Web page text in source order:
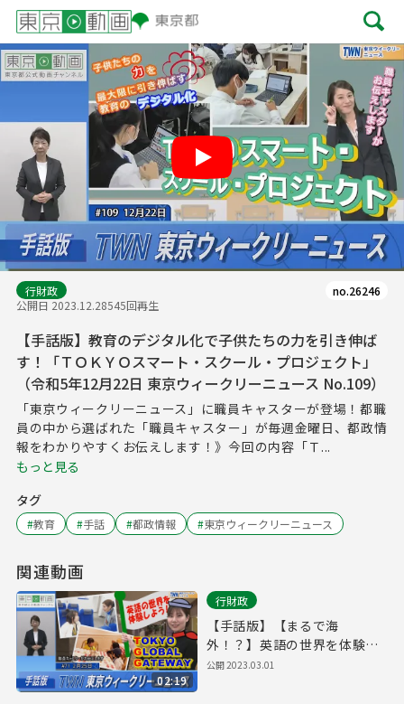
Play
行財政
公開日 2023.12.28545回再生
no.26246
【手話版】教育のデジタル化で子供たちの力を引き伸ば
す！「ＴＯＫＹＯスマート・スクール・プロジェクト」
（令和5年12月22日 東京ウィークリーニュース No.109）
「東京ウィークリーニュース」に職員キャスターが登場！都職
員の中から選ばれた「職員キャスター」が毎週金曜日、都政情
報をわかりやすくお伝えします！》今回の内容「Ｔ...
もっと見る
タグ
#教育 #手話 #都政情報 #東京ウィークリーニュース
関連動画
02:19
行財政
【手話版】【まるで海
外！？】英語の世界を体験で
きる「TOKYO GLOBAL
公開2023.03.01